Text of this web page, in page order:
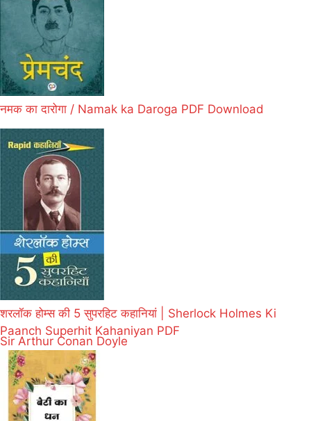
नमक का दारोगा / Namak ka Daroga PDF Download
शरलॉक होम्स की 5 सुपरहिट कहानियां | Sherlock Holmes Ki
Paanch Superhit Kahaniyan PDF
Sir Arthur Conan Doyle